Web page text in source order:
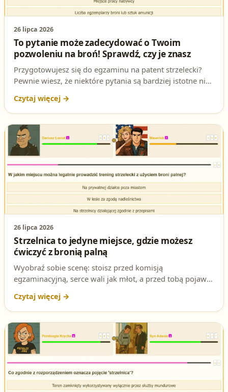
26 lipca 2026
To pytanie może zadecydować o Twoim
pozwoleniu na broń! Sprawdź, czy je znasz
Przygotowujesz się do egzaminu na patent strzelecki?
Pewnie wiesz, że niektóre pytania są bardziej istotne niż
przewozowej i może zadecydować o tym, czy
zdobędziesz upragnione pozwolenie na broń. Sprawdź,
czy znasz na nie odpowiedź!
26 lipca 2026
Strzelnica to jedyne miejsce, gdzie możesz
ćwiczyć z bronią palną
Wyobraź sobie scenę: stoisz przed komisją
egzaminacyjną, serce wali jak młot, a przed tobą pojawia
strzeleckiej. Gdzie można legalnie ćwiczyć strzelanie?
Las, działka, a może strzelnica? Właśnie takie dylematy
rozstrzygają się podczas egzaminu na patent strzelecki!